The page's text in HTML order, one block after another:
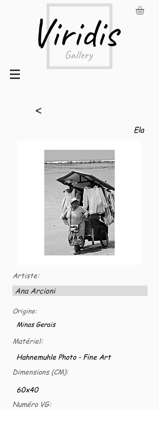
<
Ela
Artiste:
Ana Arcioni
Origine:
Minas Gerais
Matériel:
Hahnemuhle Photo - Fine Art
Dimensions (CM):
60x40
Numéro VG: